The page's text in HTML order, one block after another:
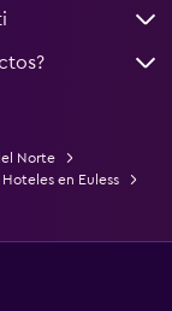
Norte
Hoteles en Euless